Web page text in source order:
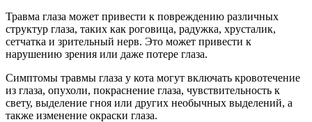
Травма глаза может привести к повреждению различных
структур глаза, таких как роговица, радужка, хрусталик,
сетчатка и зрительный нерв. Это может привести к
нарушению зрения или даже потере глаза.
Симптомы травмы глаза у кота могут включать кровотечение
из глаза, опухоли, покраснение глаза, чувствительность к
свету, выделение гноя или других необычных выделений, а
также изменение окраски глаза.